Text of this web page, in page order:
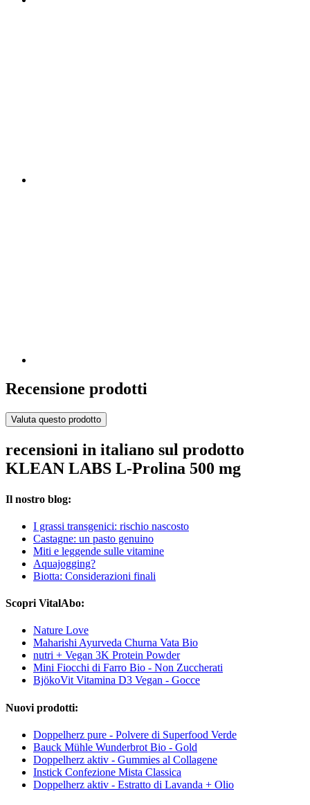
Recensione prodotti
Valuta questo prodotto
recensioni in italiano sul prodotto
KLEAN LABS L-Prolina 500 mg
Il nostro blog:
I grassi transgenici: rischio nascosto
Castagne: un pasto genuino
Miti e leggende sulle vitamine
Aquajogging?
Biotta: Considerazioni finali
Scopri VitalAbo:
Nature Love
Maharishi Ayurveda Churna Vata Bio
nutri + Vegan 3K Protein Powder
Mini Fiocchi di Farro Bio - Non Zuccherati
BjökoVit Vitamina D3 Vegan - Gocce
Nuovi prodotti:
Doppelherz pure - Polvere di Superfood Verde
Bauck Mühle Wunderbrot Bio - Gold
Doppelherz aktiv - Gummies al Collagene
Instick Confezione Mista Classica
Doppelherz aktiv - Estratto di Lavanda + Olio